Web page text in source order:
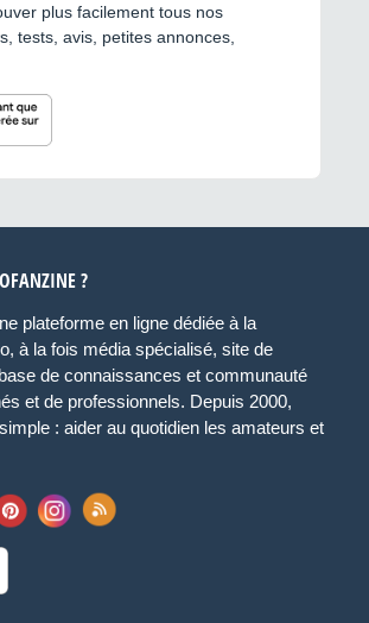
plus facilement tous nos
tests, avis, petites annonces,
?
plateforme en ligne dédiée à la
à la fois média spécialisé, site de
de connaissances et communauté
et de professionnels. Depuis 2000,
: aider au quotidien les amateurs et